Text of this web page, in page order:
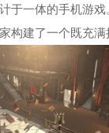
于一体的手机游戏
构建了一个既充满